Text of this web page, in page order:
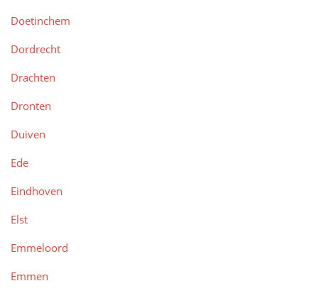
Doetinchem
Dordrecht
Drachten
Dronten
Duiven
Ede
Eindhoven
Elst
Emmeloord
Emmen